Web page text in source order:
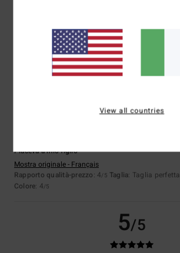
Mostra originale - Français
: 5/5 Rapporto qualità-prezzo
5
Piaceva a mio figlio
Mostra originale - Français
Rapporto qualità-prezzo: 4/5 Taglia: Taglia perfetta
Colore: 4/5
5/5
View all countries